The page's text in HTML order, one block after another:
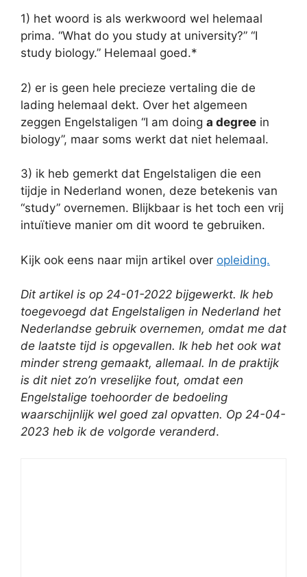
1) het woord is als werkwoord wel helemaal
prima. “What do you study at university?” “I
study biology.” Helemaal goed.*
2) er is geen hele precieze vertaling die de
lading helemaal dekt. Over het algemeen
zeggen Engelstaligen “I am doing a degree in
biology”, maar soms werkt dat niet helemaal.
3) ik heb gemerkt dat Engelstaligen die een
tijdje in Nederland wonen, deze betekenis van
“study” overnemen. Blijkbaar is het toch een vrij
intuïtieve manier om dit woord te gebruiken.
Kijk ook eens naar mijn artikel over opleiding.
Dit artikel is op 24-01-2022 bijgewerkt. Ik heb
toegevoegd dat Engelstaligen in Nederland het
Nederlandse gebruik overnemen, omdat me dat
de laatste tijd is opgevallen. Ik heb het ook wat
minder streng gemaakt, allemaal. In de praktijk
is dit niet zo’n vreselijke fout, omdat een
Engelstalige toehoorder de bedoeling
waarschijnlijk wel goed zal opvatten. Op 24-04-
2023 heb ik de volgorde veranderd.